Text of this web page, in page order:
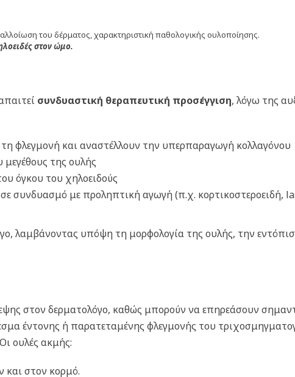
στον ώμο.
συνδυαστική θεραπευτική προσέγγιση, λόγω της
τη φλεγμονή και αναστέλλουν την υπερπαραγωγή κολλαγόνου
της ουλής
όγκου του χηλοειδούς
συνδυασμό με προληπτική αγωγή (π.χ. κορτικοστεροειδή,
λαμβάνοντας υπόψη τη μορφολογία της ουλής, την
στον δερματολόγο, καθώς μπορούν να επηρεάσουν
έντονης ή παρατεταμένης φλεγμονής του
ουλές ακμής:
και στον κορμό.